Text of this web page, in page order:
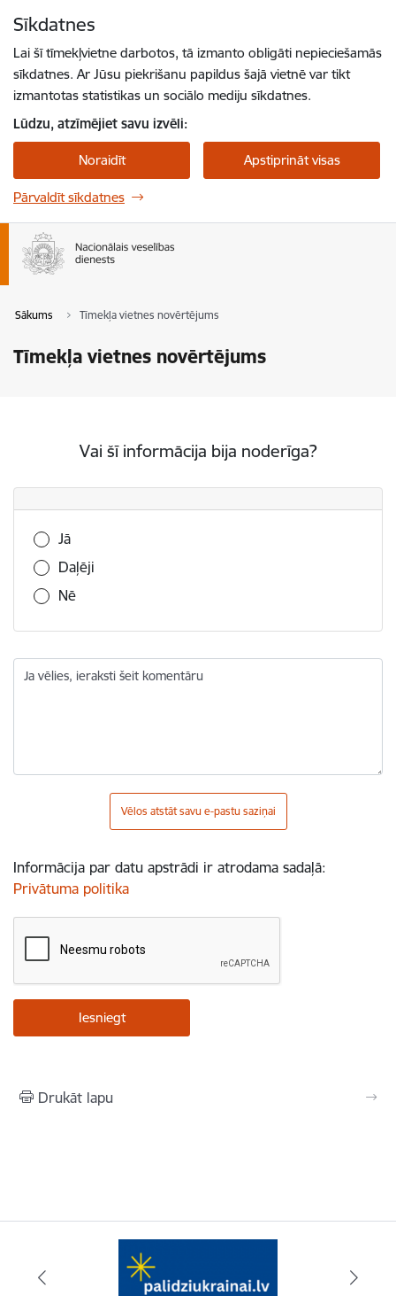
Sīkdatnes
Lai šī tīmekļvietne darbotos, tā izmanto obligāti nepieciešamās
sīkdatnes. Ar Jūsu piekrišanu papildus šajā vietnē var tikt
izmantotas statistikas un sociālo mediju sīkdatnes.
Lūdzu, atzīmējiet savu izvēli:
Noraidīt Apstiprināt visas
Pārvaldīt sīkdatnes
Sākums Tīmekļa vietnes novērtējums
Tīmekļa vietnes novērtējums
Vai šī informācija bija noderīga?
Vai šī informācija bija noderīga?
Jā
Daļēji
Nē
Ja vēlies, ieraksti šeit komentāru
Vēlos atstāt savu e-pastu saziņai
Informācija par datu apstrādi ir atrodama sadaļā:
Privātuma politika
Drukāt lapu